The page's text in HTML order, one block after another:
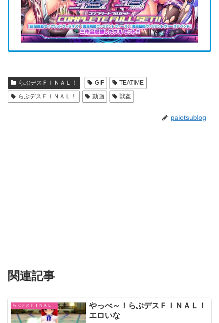
らぶデスＦＩＮＡＬ！ GIF
TEATIME
らぶデスＦＩＮＡＬ！
動画 獣姦
paiotsublog
関連記事
らぶデスＦＩＮＡＬ！
やっべ～！らぶデスＦＩＮＡＬ！
エロいな